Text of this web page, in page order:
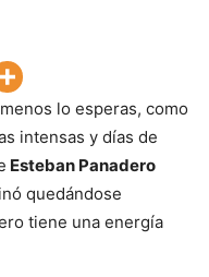
lo esperas, como
intensas y días de
Esteban Panadero
quedándose
tiene una energía